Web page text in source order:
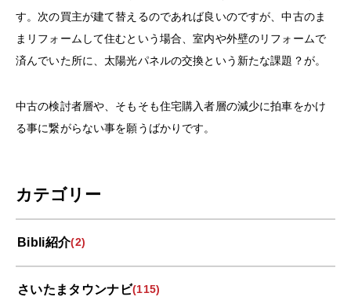
す。次の買主が建て替えるのであれば良いのですが、中古のま
まリフォームして住むという場合、室内や外壁のリフォームで
済んでいた所に、太陽光パネルの交換という新たな課題？が。
中古の検討者層や、そもそも住宅購入者層の減少に拍車をかけ
る事に繋がらない事を願うばかりです。
カテゴリー
Bibli紹介(2)
さいたまタウンナビ(115)